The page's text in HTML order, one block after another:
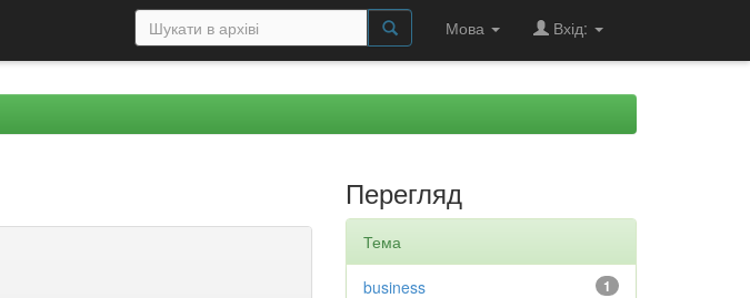
Мова Вхід:
Перегляд
Тема
1
business